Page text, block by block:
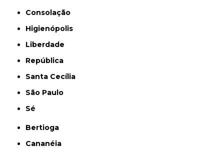
Consolação
Higienópolis
Liberdade
República
Santa Cecília
São Paulo
Sé
Bertioga
Cananéia